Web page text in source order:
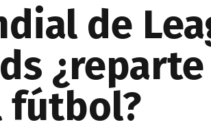
de
fútbol?